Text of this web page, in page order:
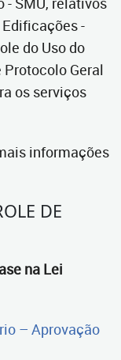
-
do Uso do
Protocolo Geral
os serviços
informações
DE
na Lei
– Aprovação